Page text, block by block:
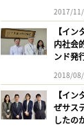
2017/
【イ
内社会
ンド発
2018/
【イ
ぜサス
したの